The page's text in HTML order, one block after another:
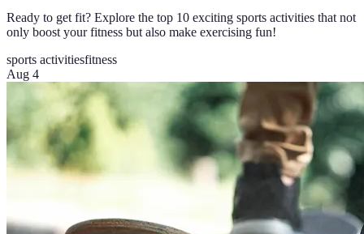
Ready to get fit? Explore the top 10 exciting sports activities that not
only boost your fitness but also make exercising fun!
sports activitiesfitness
Aug 4